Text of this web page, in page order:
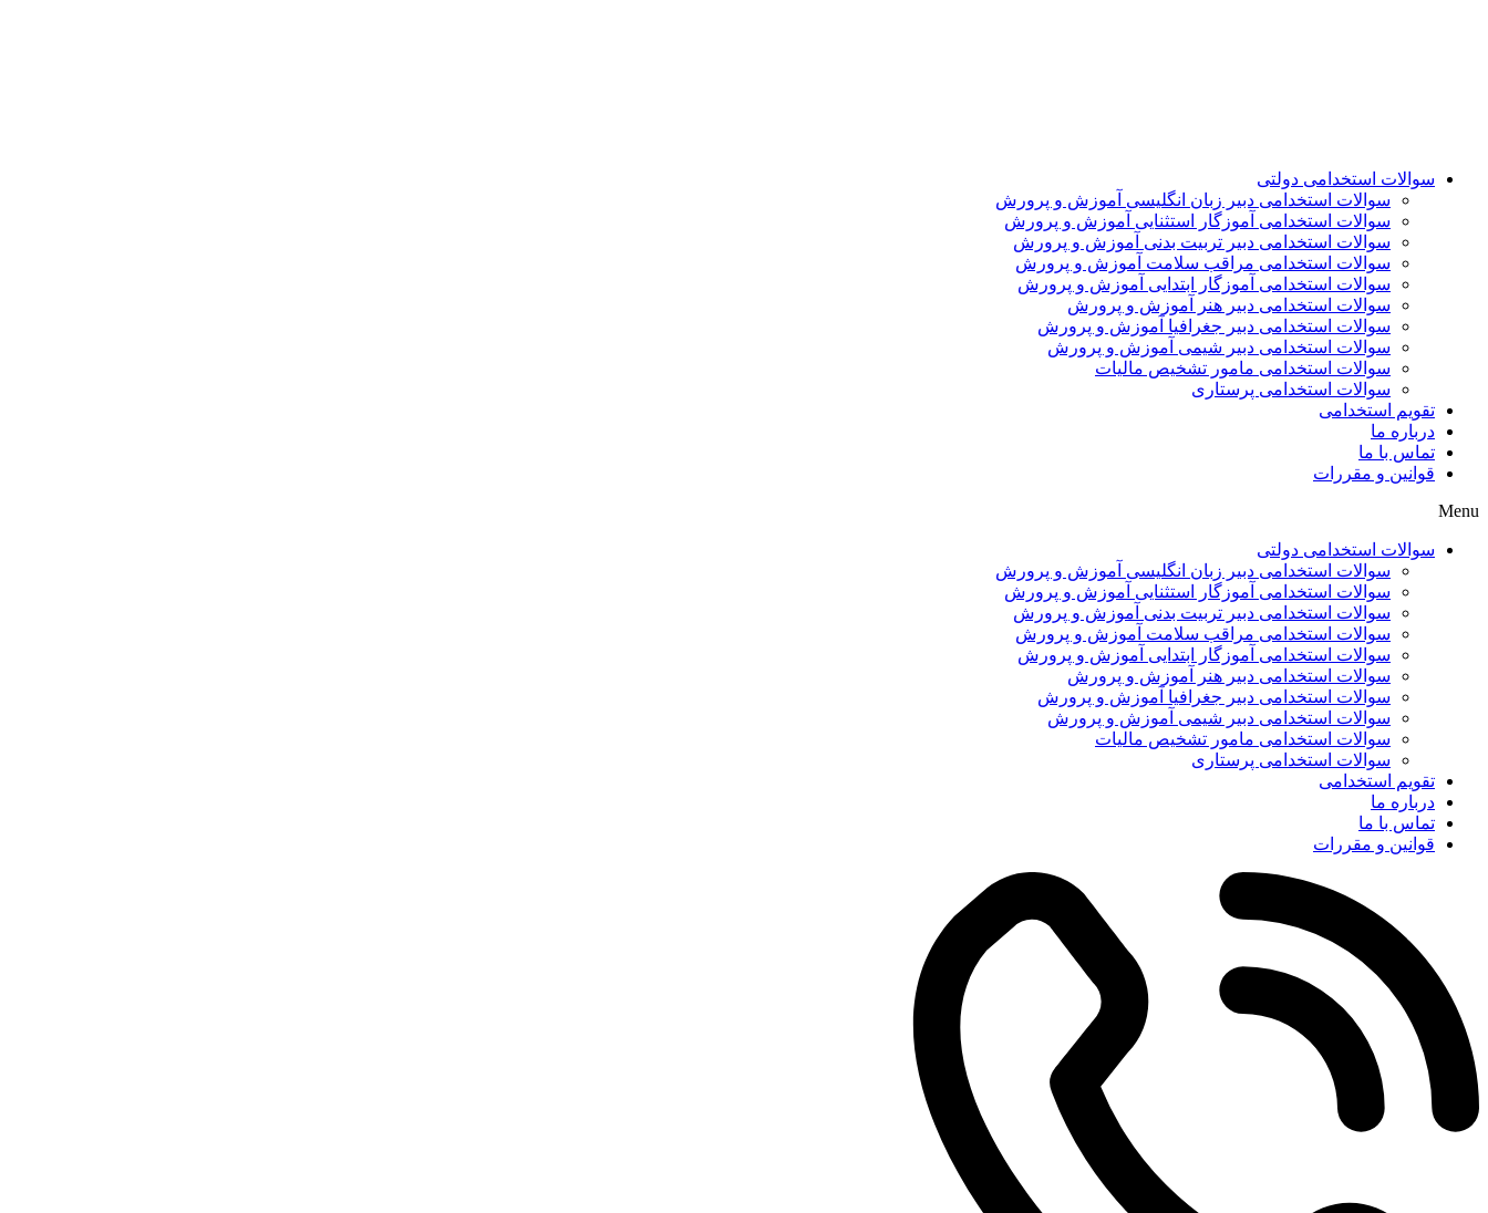
سوالات استخدامی دولتی
سوالات استخدامی دبیر زبان انگلیسی آموزش و پرورش
سوالات استخدامی آموزگار استثنایی آموزش و پرورش
سوالات استخدامی دبیر تربیت بدنی آموزش و پرورش
سوالات استخدامی مراقب سلامت آموزش و پرورش
سوالات استخدامی آموزگار ابتدایی آموزش و پرورش
سوالات استخدامی دبیر هنر آموزش و پرورش
سوالات استخدامی دبیر جغرافیا آموزش و پرورش
سوالات استخدامی دبیر شیمی آموزش و پرورش
سوالات استخدامی مامور تشخیص مالیات
سوالات استخدامی پرستاری
تقویم استخدامی
درباره ما
تماس با ما
قوانین و مقررات
Menu
سوالات استخدامی دولتی
سوالات استخدامی دبیر زبان انگلیسی آموزش و پرورش
سوالات استخدامی آموزگار استثنایی آموزش و پرورش
سوالات استخدامی دبیر تربیت بدنی آموزش و پرورش
سوالات استخدامی مراقب سلامت آموزش و پرورش
سوالات استخدامی آموزگار ابتدایی آموزش و پرورش
سوالات استخدامی دبیر هنر آموزش و پرورش
سوالات استخدامی دبیر جغرافیا آموزش و پرورش
سوالات استخدامی دبیر شیمی آموزش و پرورش
سوالات استخدامی مامور تشخیص مالیات
سوالات استخدامی پرستاری
تقویم استخدامی
درباره ما
تماس با ما
قوانین و مقررات